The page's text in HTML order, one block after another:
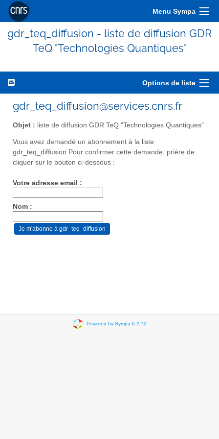
Menu Sympa
gdr_teq_diffusion - liste de diffusion GDR
TeQ "Technologies Quantiques"
Options de liste
gdr_teq_diffusion@services.cnrs.fr
Objet : liste de diffusion GDR TeQ "Technologies Quantiques"
Vous avez demandé un abonnement à la liste
gdr_teq_diffusion Pour confirmer cette demande, prière de
cliquer sur le bouton ci-dessous :
Votre adresse email :
Nom :
Powered by Sympa 6.2.72